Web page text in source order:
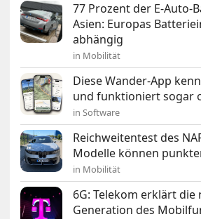
77 Prozent der E-Auto-
Asien: Europas
abhängig
in Mobilität
Diese Wander-App
und funktioniert sogar
in Software
Reichweitentest des
Modelle können
in Mobilität
6G: Telekom erklärt die
Generation des